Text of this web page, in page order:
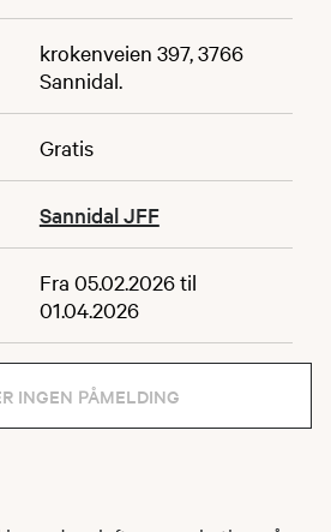
krokenveien 397, 3766
Sannidal.
Gratis
Sannidal JFF
Fra 05.02.2026 til
01.04.2026
INGEN PÅMELDING